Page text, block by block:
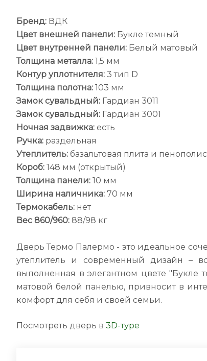
Бренд: ВДК
Цвет внешней панели: Букле темный
Цвет внутренней панели: Белый матовый
Толщина металла: 1,5 мм
Контур уплотнителя: 3 тип D
Толщина полотна: 103 мм
Замок сувальдный: Гардиан 3011
Замок сувальдный: Гардиан 3001
Ночная задвижка: есть
Ручка: раздельная
Утеплитель: базальтовая плита и
Короб: 148 мм (открытый)
Толщина панели: 10 мм
Ширина наличника: 70 мм
Термокабель: нет
Вес 860/960: 88/98 кг
Дверь Термо Палермо - это идеальное
утеплитель и современный дизайн –
выполненная в элегантном цвете "Букле
матовой белой панелью, привносит в
комфорт для себя и своей семьи.
Посмотреть дверь в 3D-туре